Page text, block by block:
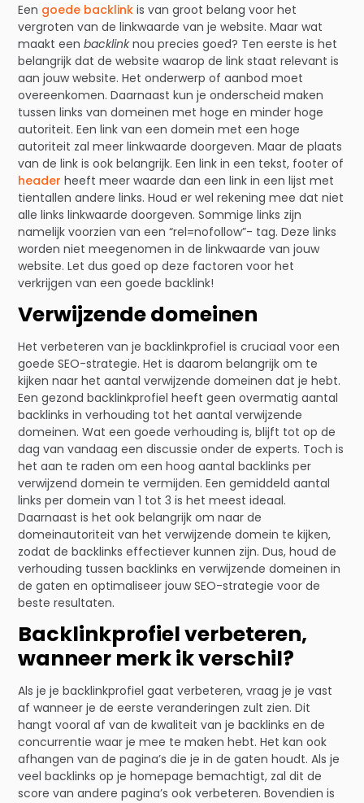
Een goede backlink is van groot belang voor het
vergroten van de linkwaarde van je website. Maar wat
maakt eenbacklinknou precies goed? Ten eerste is het
belangrijk dat de website waarop de link staat relevant is
aan jouw website. Het onderwerp of aanbod moet
overeenkomen. Daarnaast kun je onderscheid maken
tussen links van domeinen met hoge en minder hoge
autoriteit. Een link van een domein met een hoge
autoriteit zal meer linkwaarde doorgeven. Maar de plaats
van de link is ook belangrijk. Een link in een tekst, footer of
header heeft meer waarde dan een link in een lijst met
tientallen andere links. Houd er wel rekening mee dat niet
alle links linkwaarde doorgeven. Sommige links zijn
namelijk voorzien van een “rel=nofollow”- tag. Deze links
worden niet meegenomen in de linkwaarde van jouw
website. Let dus goed op deze factoren voor het
verkrijgen van een goede backlink!
Verwijzende domeinen
Het verbeteren van je backlinkprofiel is cruciaal voor een
goede SEO-strategie. Het is daarom belangrijk om te
kijken naar het aantal verwijzende domeinen dat je hebt.
Een gezond backlinkprofiel heeft geen overmatig aantal
backlinks in verhouding tot het aantal verwijzende
domeinen. Wat een goede verhouding is, blijft tot op de
dag van vandaag een discussie onder de experts. Toch is
het aan te raden om een hoog aantal backlinks per
verwijzend domein te vermijden. Een gemiddeld aantal
links per domein van 1 tot 3 is het meest ideaal.
Daarnaast is het ook belangrijk om naar de
domeinautoriteit van het verwijzende domein te kijken,
zodat de backlinks effectiever kunnen zijn. Dus, houd de
verhouding tussen backlinks en verwijzende domeinen in
de gaten en optimaliseer jouw SEO-strategie voor de
beste resultaten.
Backlinkprofiel verbeteren,
wanneer merk ik verschil?
Als je je backlinkprofiel gaat verbeteren, vraag je je vast
af wanneer je de eerste veranderingen zult zien. Dit
hangt vooral af van de kwaliteit van je backlinks en de
concurrentie waar je mee te maken hebt. Het kan ook
afhangen van de pagina’s die je in de gaten houdt. Als je
veel backlinks op je homepage bemachtigt, zal dit de
score van andere pagina’s ook verbeteren. Bovendien is